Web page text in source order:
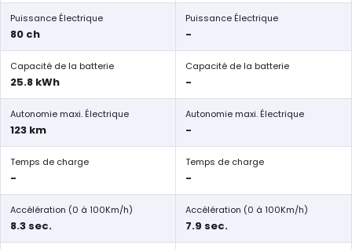
Puissance Électrique
80 ch
Puissance Électrique
-
Capacité de la batterie
25.8 kWh
Capacité de la batterie
-
Autonomie maxi. Électrique
123 km
Autonomie maxi. Électrique
-
Temps de charge
-
Temps de charge
-
Accélération (0 à 100Km/h)
8.3 sec.
Accélération (0 à 100Km/h)
7.9 sec.